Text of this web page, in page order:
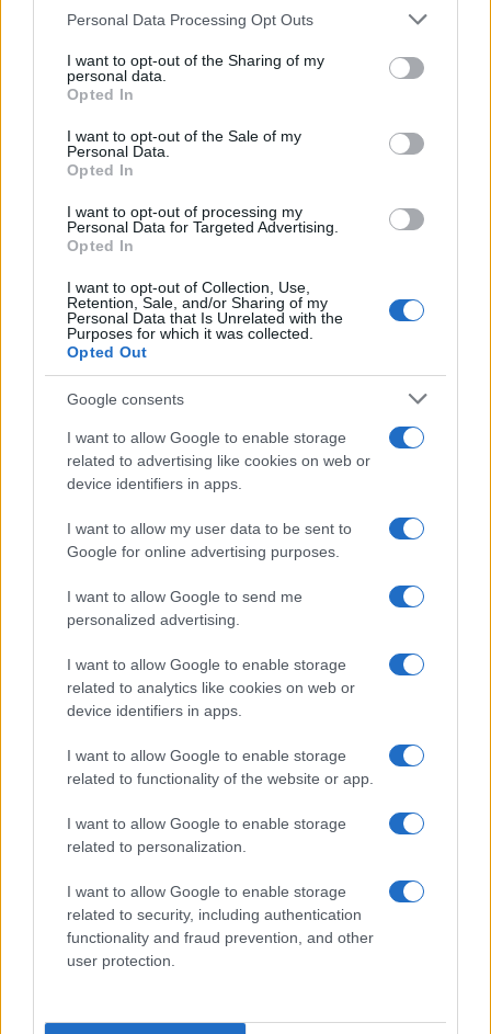
Please note that this website/app uses one or more Google
not limited to your visit or usage behaviour. You may click to
grant or deny consent to Google and its third-party tags to
use your data for below specified purposes in below Google
consent section.
Personal Data Processing Opt Outs
I want to opt-out of the Sharing of my
personal data.
Opted In
I want to opt-out of the Sale of my
Personal Data.
Opted In
I want to opt-out of processing my
Personal Data for Targeted Advertising.
Opted In
I want to opt-out of Collection, Use,
Retention, Sale, and/or Sharing of my
Personal Data that Is Unrelated with the
Purposes for which it was collected.
Opted Out
Google consents
I want to allow Google to enable storage
related to advertising like cookies on web or
device identifiers in apps.
I want to allow my user data to be sent to
Google for online advertising purposes.
I want to allow Google to send me
personalized advertising.
I want to allow Google to enable storage
related to analytics like cookies on web or
device identifiers in apps.
I want to allow Google to enable storage
related to functionality of the website or app.
I want to allow Google to enable storage
related to personalization.
I want to allow Google to enable storage
related to security, including authentication
functionality and fraud prevention, and other
user protection.
presenta como una opción perfecta. Ofrece una
textura cremosa, especias aromáticas y un giro
exótico, asegurando que será del agrado de toda la
familia. Además de ser delicioso, es sencillo de
para las noches ocupadas de la semana.3
AUTOR
staff
Sigue leyendo
CONSEJOS DE COCINA